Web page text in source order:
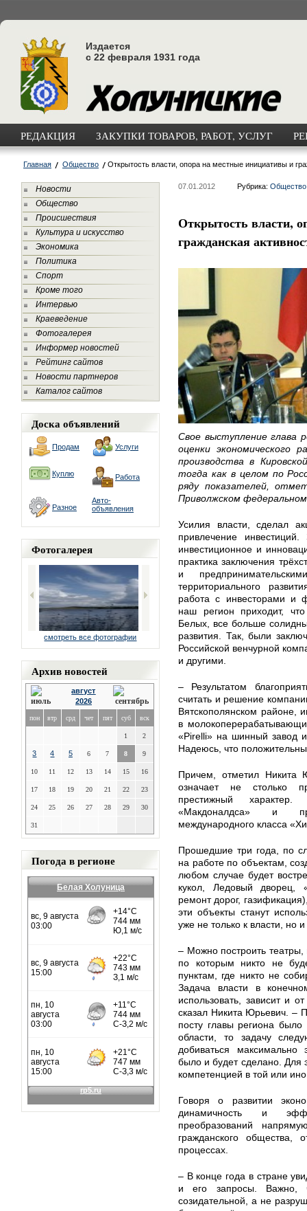
Издается
с 22 февраля 1931 года
РЕДАКЦИЯ ЗАКУПКИ ТОВАРОВ, РАБОТ, УСЛУГ
Главная Общество Открытость власти, опора на местные инициативы и
Новости
Общество
Происшествия
Культура и искусство
Экономика
Политика
Спорт
Кроме того
Интервью
Краеведение
Фотогалерея
Информер новостей
Рейтинг сайтов
Новости партнеров
Каталог сайтов
Доска объявлений
Продам Услуги
Куплю Работа
Разное
Авто-
объявления
Фотогалерея
смотреть все фотографии
Архив новостей
август
2026
пон втр срд чет пят суб вск
1 2
3 4 5 6 7 8 9
10 11 12 13 14 15 16
17 18 19 20 21 22 23
24 25 26 27 28 29 30
31
Погода в регионе
Белая Холуница
07.01.2012 Рубрика: Общество
Открытость власти,
гражданская
Свое выступление глава
оценки экономического
производства в
тогда как в целом по
ряду показателей,
Приволжском федеральном
Усилия власти, сделал
привлечение
инвестиционное и
практика заключения
и
территориального
работа с инвесторами и
наш регион приходит,
Белых, все больше
развития. Так, были
Российской венчурной
и другими.
– Результатом
считать и решение
Вятскополянском районе,
в
«Pirelli» на шинный завод и
Надеюсь, что
Причем, отметил Никита
означает не столько
престижный
«Макдоналдса» и
международного класса
Прошедшие три года, по
на работе по объектам,
любом случае будет
кукол, Ледовый дворец,
ремонт дорог,
эти объекты станут
уже не только к власти, но
– Можно построить театры,
по которым никто не
пунктам, где никто не
Задача власти в
использовать, зависит и
сказал Никита Юрьевич. –
посту главы региона было
области, то задачу
добиваться максимально
было и будет сделано. Для
компетенцией в той или
Говоря о развитии
динамичность и
преобразований
гражданского общества,
процессах.
– В конце года в стране
и его запросы. Важно,
созидательной, а не